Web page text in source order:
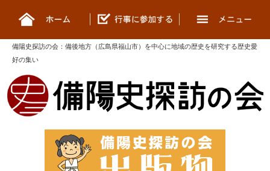
備陽史探訪の会 ： 備後地方（広島県福山市）を中心に地域の歴史を研究する歴史愛
好の集い